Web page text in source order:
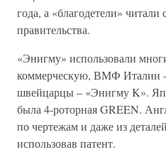
года, а «благодетели»
правительства.
«Энигму» использовали
коммерческую, ВМФ Италии
швейцарцы – «Энигму K».
была 4-роторная GREEN.
по чертежам и даже из
использовав патент.